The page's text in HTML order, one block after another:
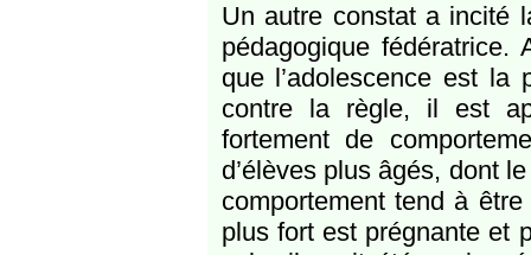
Un autre constat a incité
pédagogique fédératrice.
que l’adolescence est la
contre la règle, il est
fortement de
d’élèves plus âgés, dont
comportement tend à
plus fort est prégnante et